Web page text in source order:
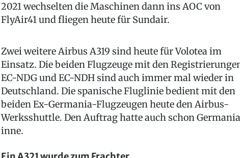
2021 wechselten die Maschinen dann ins AOC von
FlyAir41 und fliegen heute für Sundair.
Zwei weitere Airbus A319 sind heute für Volotea im
Einsatz. Die beiden Flugzeuge mit den
EC-NDG und EC-NDH sind auch immer mal wieder in
Deutschland. Die spanische Fluglinie bedient mit den
beiden Ex-Germania-Flugzeugen heute den Airbus-
Werksshuttle. Den Auftrag hatte auch schon Germania
inne.